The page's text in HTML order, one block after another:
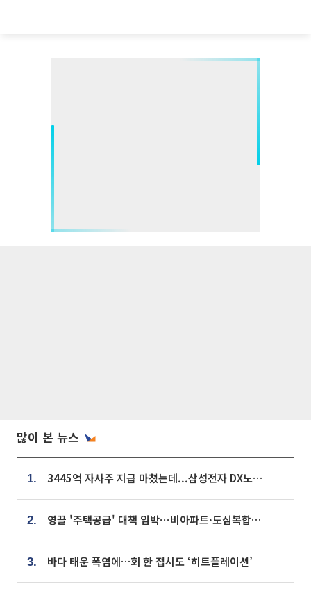
많이 본 뉴스
1. 3445억 자사주 지급 마쳤는데...삼성전자 DX노조, 뒤늦은 '떼쓰기 집회'
2. 영끌 '주택공급' 대책 임박⋯비아파트·도심복합까지 총동원
3. 바다 태운 폭염에…회 한 접시도 ‘히트플레이션’